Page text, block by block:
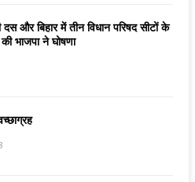
और बिहार में तीन विधान परिषद सीटों के
की भाजपा ने घोषणा